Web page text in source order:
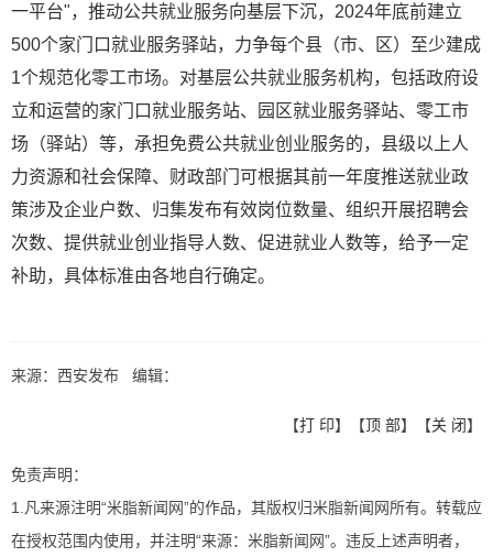
一平台"，推动公共就业服务向基层下沉，2024年底前建立
500个家门口就业服务驿站，力争每个县（市、区）至少建成
1个规范化零工市场。对基层公共就业服务机构，包括政府设
立和运营的家门口就业服务站、园区就业服务驿站、零工市
场（驿站）等，承担免费公共就业创业服务的，县级以上人
力资源和社会保障、财政部门可根据其前一年度推送就业政
策涉及企业户数、归集发布有效岗位数量、组织开展招聘会
次数、提供就业创业指导人数、促进就业人数等，给予一定
补助，具体标准由各地自行确定。
来源：西安发布 编辑：
【打 印】【顶 部】【关 闭】
免责声明：
1.凡来源注明“米脂新闻网”的作品，其版权归米脂新闻网所有。转载应
在授权范围内使用，并注明“来源：米脂新闻网”。违反上述声明者，